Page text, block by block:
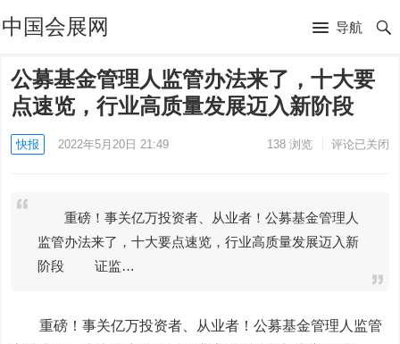
中国会展网 导航
公募基金管理人监管办法来了，十大要
点速览，行业高质量发展迈入新阶段
快报 2022年5月20日 21:49 138浏览 评论已关闭
重磅！事关亿万投资者、从业者！公募基金管理人
监管办法来了，十大要点速览，行业高质量发展迈入新
阶段 证监…
重磅！事关亿万投资者、从业者！公募基金管理人监管